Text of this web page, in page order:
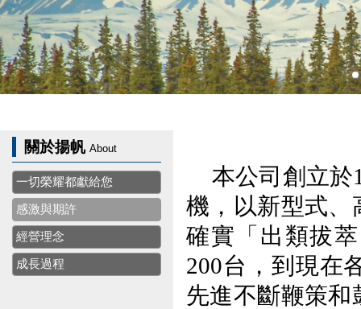
關於揚帆 About
一切榮耀都獻給您
感激與期許
經營理念
成長過程
本公司創立於
機，以新型式、
確實「出類拔
200台，到現在
先進不斷鞭策